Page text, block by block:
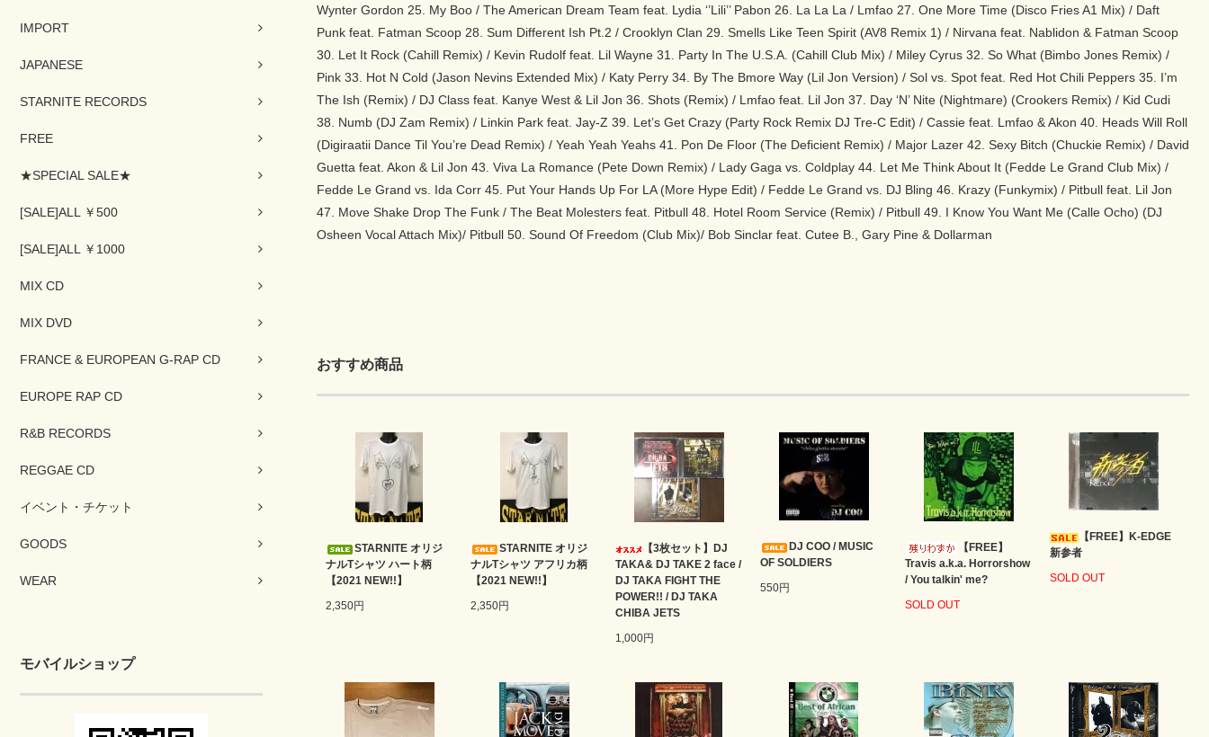
IMPORT
JAPANESE
STARNITE RECORDS
FREE
★SPECIAL SALE★
[SALE]ALL ￥500
[SALE]ALL ￥1000
MIX CD
MIX DVD
FRANCE & EUROPEAN G-RAP CD
EUROPE RAP CD
R&B RECORDS
REGGAE CD
イベント・チケット
GOODS
WEAR
モバイルショップ
Wynter Gordon 25. My Boo / The American Dream Team feat. Lydia ‘’Lili’’ Pabon 26. La La La / Lmfao 27. One More Time (Disco Fries A1 Mix) / Daft
Punk feat. Fatman Scoop 28. Sum Different Ish Pt.2 / Crooklyn Clan 29. Smells Like Teen Spirit (AV8 Remix 1) / Nirvana feat. Nablidon & Fatman Scoop
30. Let It Rock (Cahill Remix) / Kevin Rudolf feat. Lil Wayne 31. Party In The U.S.A. (Cahill Club Mix) / Miley Cyrus 32. So What (Bimbo Jones Remix) /
Pink 33. Hot N Cold (Jason Nevins Extended Mix) / Katy Perry 34. By The Bmore Way (Lil Jon Version) / Sol vs. Spot feat. Red Hot Chili Peppers 35. I’m
The Ish (Remix) / DJ Class feat. Kanye West & Lil Jon 36. Shots (Remix) / Lmfao feat. Lil Jon 37. Day ‘N’ Nite (Nightmare) (Crookers Remix) / Kid Cudi
38. Numb (DJ Zam Remix) / Linkin Park feat. Jay-Z 39. Let’s Get Crazy (Party Rock Remix DJ Tre-C Edit) / Cassie feat. Lmfao & Akon 40. Heads Will Roll
(Digiraatii Dance Til You’re Dead Remix) / Yeah Yeah Yeahs 41. Pon De Floor (The Deficient Remix) / Major Lazer 42. Sexy Bitch (Chuckie Remix) / David
Guetta feat. Akon & Lil Jon 43. Viva La Romance (Pete Down Remix) / Lady Gaga vs. Coldplay 44. Let Me Think About It (Fedde Le Grand Club Mix) /
Fedde Le Grand vs. Ida Corr 45. Put Your Hands Up For LA (More Hype Edit) / Fedde Le Grand vs. DJ Bling 46. Krazy (Funkymix) / Pitbull feat. Lil Jon
47. Move Shake Drop The Funk / The Beat Molesters feat. Pitbull 48. Hotel Room Service (Remix) / Pitbull 49. I Know You Want Me (Calle Ocho) (DJ
Osheen Vocal Attach Mix)/ Pitbull 50. Sound Of Freedom (Club Mix)/ Bob Sinclar feat. Cutee B., Gary Pine & Dollarman
おすすめ商品
STARNITE オリジ
ナルTシャツ ハート柄
【2021 NEW!!】
2,350円
STARNITE オリジ
ナルTシャツ アフリカ柄
【2021 NEW!!】
2,350円
【3枚セット】DJ
TAKA& DJ TAKE 2 face /
DJ TAKA FIGHT THE
POWER!! / DJ TAKA
CHIBA JETS
1,000円
DJ COO / MUSIC
OF SOLDIERS
550円
【FREE】
Travis a.k.a. Horrorshow
/ You talkin' me?
SOLD OUT
【FREE】K-EDGE
新参者
SOLD OUT